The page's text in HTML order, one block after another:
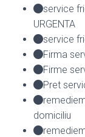
service
URGENTA
service
Firma
Firme
Pret
domiciliu